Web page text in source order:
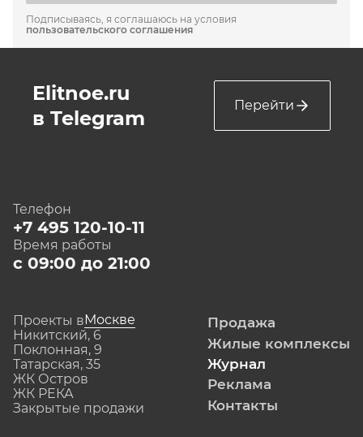
Подписываясь, я соглашаюсь на условия
пользовательского соглашения
Elitnoe.ru
в Telegram
Перейти
Телефон
+7 495 120-10-11
Время работы
с 09:00 до 21:00
Проекты вМоскве
Никитский, 6
Поклонная, 9
Татарская, 35
ЖК Остров
ЖК РЕКА
Закрытые продажи
Продажа
Жилые комплексы
Журнал
Реклама
Контакты